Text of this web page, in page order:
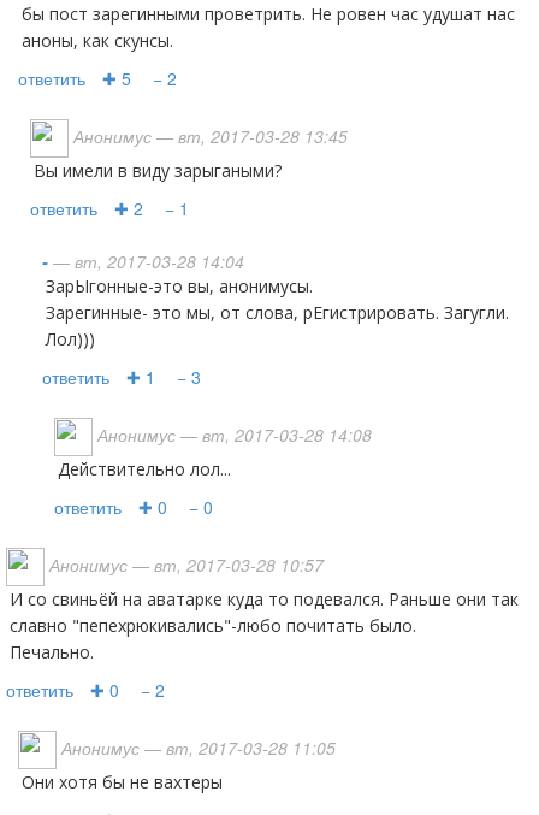
бы пост зарегинными проветрить. Не ровен час удушат нас
аноны, как скунсы.
ответить ✚ 5 − 2
Анонимус — вт, 2017-03-28 13:45
вы имели в виду зарыгаными?
ответить ✚ 2 − 1
- — вт, 2017-03-28 14:04
ЗарЫгонные-это вы, анонимусы.
Зарегинные- это мы, от слова, рЕгистрировать. Загугли.
Лол)))
ответить ✚ 1 − 3
Анонимус — вт, 2017-03-28 14:08
Действительно лол...
ответить ✚ 0 − 0
Анонимус — вт, 2017-03-28 10:57
И со свиньёй на аватарке куда то подевался. Раньше они так
славно "пепехрюкивались"-любо почитать было.
Печально.
ответить ✚ 0 − 2
Анонимус — вт, 2017-03-28 11:05
они хотя бы не вахтеры